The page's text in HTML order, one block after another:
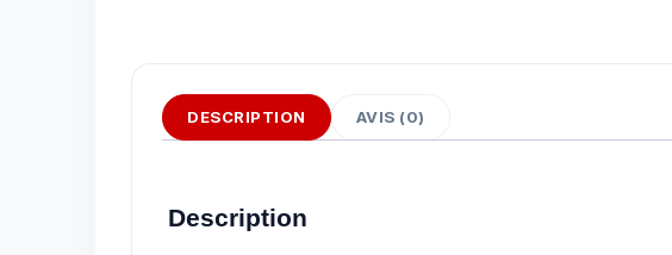
DESCRIPTION AVIS (0)
Description